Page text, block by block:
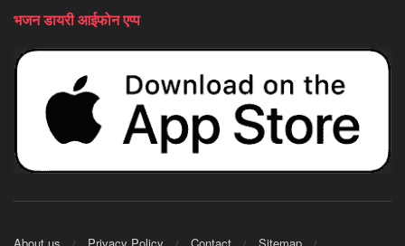
भजन डायरी आईफोन एप्प
About us Privacy Policy Contact Sitemap